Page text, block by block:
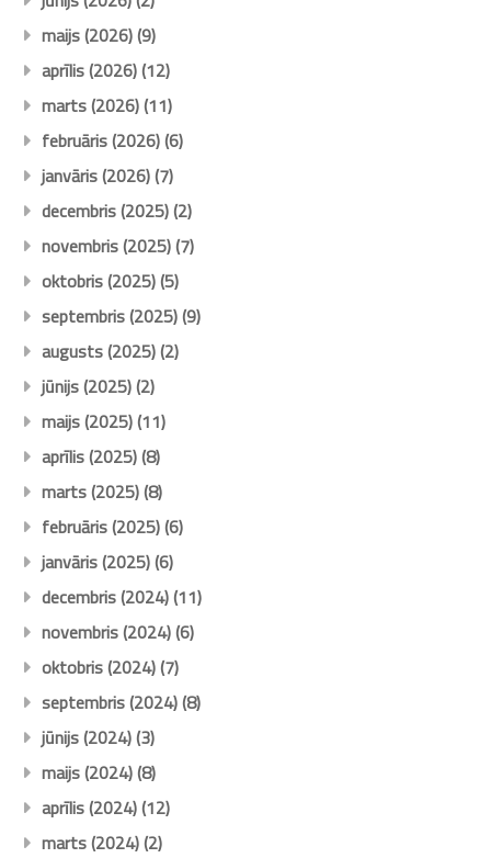
maijs (2026)(9)
aprīlis (2026)(12)
marts (2026)(11)
februāris (2026)(6)
janvāris (2026)(7)
decembris (2025)(2)
novembris (2025)(7)
oktobris (2025)(5)
septembris (2025)(9)
augusts (2025)(2)
jūnijs (2025)(2)
maijs (2025)(11)
aprīlis (2025)(8)
marts (2025)(8)
februāris (2025)(6)
janvāris (2025)(6)
decembris (2024)(11)
novembris (2024)(6)
oktobris (2024)(7)
septembris (2024)(8)
jūnijs (2024)(3)
maijs (2024)(8)
aprīlis (2024)(12)
marts (2024)(2)